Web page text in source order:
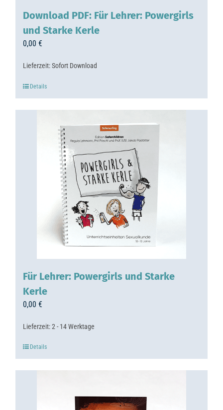
Download PDF: Für Lehrer: Powergirls
und Starke Kerle
0,00 €
Lieferzeit:Sofort Download
Details
Für Lehrer: Powergirls und Starke
Kerle
0,00 €
Lieferzeit:2 - 14 Werktage
Details